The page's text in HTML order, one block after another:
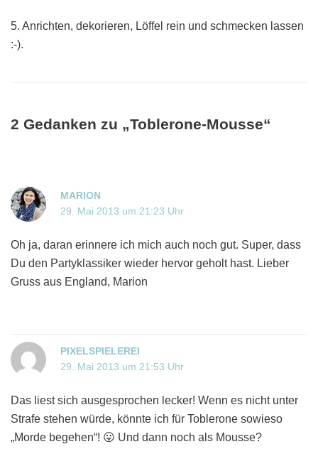
5. Anrichten, dekorieren, Löffel rein und schmecken lassen
:-).
2 Gedanken zu „Toblerone-Mousse“
MARION
29. Mai 2013 um 21:23 Uhr
Oh ja, daran erinnere ich mich auch noch gut. Super, dass
Du den Partyklassiker wieder hervor geholt hast. Lieber
Gruss aus England, Marion
PIXELSPIELEREI
29. Mai 2013 um 21:53 Uhr
Das liest sich ausgesprochen lecker! Wenn es nicht unter
Strafe stehen würde, könnte ich für Toblerone sowieso
„Morde begehen“! 😛 Und dann noch als Mousse?